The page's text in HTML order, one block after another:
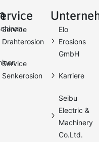
Service
Drahterosion
Service
Senkerosion
Elo
Erosions
GmbH
Karriere
Seibu
Electric &
Machinery
Co.Ltd.